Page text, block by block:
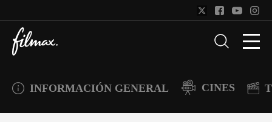
INFORMACIÓN GENERAL CINES